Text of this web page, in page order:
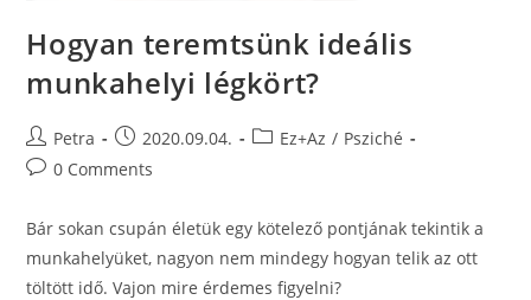
Hogyan teremtsünk ideális
munkahelyi légkört?
Petra 2020.09.04. Ez+Az / Psziché
0 Comments
Bár sokan csupán életük egy kötelező pontjának tekintik a
munkahelyüket, nagyon nem mindegy hogyan telik az ott
töltött idő. Vajon mire érdemes figyelni?